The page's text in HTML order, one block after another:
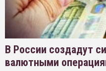
В России создадут
валютными